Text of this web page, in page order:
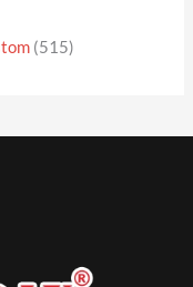
(515)